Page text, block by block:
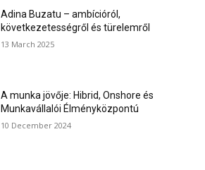
Adina Buzatu – ambícióról,
következetességről és türelemről
13 March 2025
A munka jövője: Hibrid, Onshore és
Munkavállalói Élményközpontú
10 December 2024